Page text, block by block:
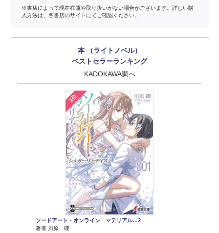
※書店によって現在在庫や取り扱いがない場合がございます。詳しい購
入方法は、各書店のサイトにてご確認ください。
本 （ライトノベル）
ベストセラーランキング
KADOKAWA調べ
1位
ソードアート・オンライン マテリアル…2
著者 川原 礫